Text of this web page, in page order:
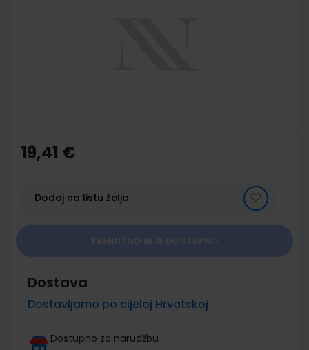
the
beginning
gallery
19,41 €
Dodaj na listu želja
Dostava
Dostavljamo po cijeloj Hrvatskoj
Dostupno za narudžbu